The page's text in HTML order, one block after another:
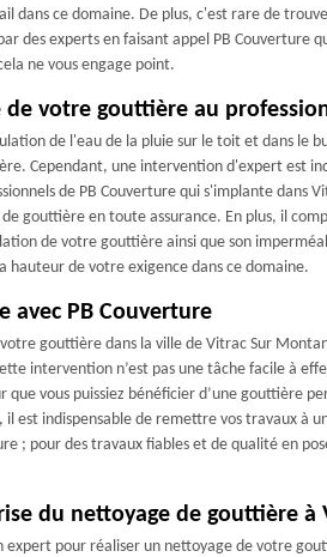
dans ce domaine. De plus, c'est rare de
des experts en faisant appel PB Couverture
ne vous engage point.
de votre gouttière au
de l'eau de la pluie sur le toit et dans
Cependant, une intervention d'expert est
de PB Couverture qui s'implante dans
gouttière en toute assurance. En plus, il
de votre gouttière ainsi que son
hauteur de votre exigence dans ce domaine.
avec PB Couverture
votre gouttière dans la ville de Vitrac Sur
intervention n’est pas une tâche facile à
vous puissiez bénéficier d’une gouttière
est indispensable de remettre vos travaux à
; pour des travaux fiables et de qualité en
du nettoyage de gouttière à
expert pour réaliser un nettoyage de votre